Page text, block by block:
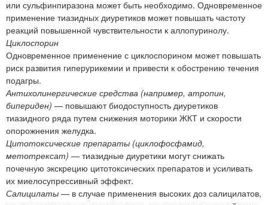
или сульфинпиразона может быть необходимо. Одновременное
применение тиазидных диуретиков может повышать частоту
реакций повышенной чувствительности к аллопуринолу.
Циклоспорин
Одновременное применение с циклоспорином может повышать
риск развития гиперурикемии и привести к обострению течения
подагры.
Антихолинергические средства (например, атропин,
бипериден) — повышают биодоступность диуретиков
тиазидного ряда путем снижения моторики ЖКТ и скорости
опорожнения желудка.
Цитотоксические препараты (циклофосфамид,
метотрексат) — тиазидные диуретики могут снижать
почечную экскрецию цитотоксических препаратов и усиливать
их миелосупрессивный эффект.
Салицилаты — в случае применения высоких доз салицилатов,